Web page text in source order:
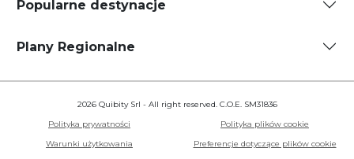
Popularne destynacje
Plany Regionalne
2026 Quibity Srl - All right reserved. C.O.E. SM31836
Polityka prywatności
Polityka plików cookie
Warunki użytkowania
Preferencje dotyczące plików cookie